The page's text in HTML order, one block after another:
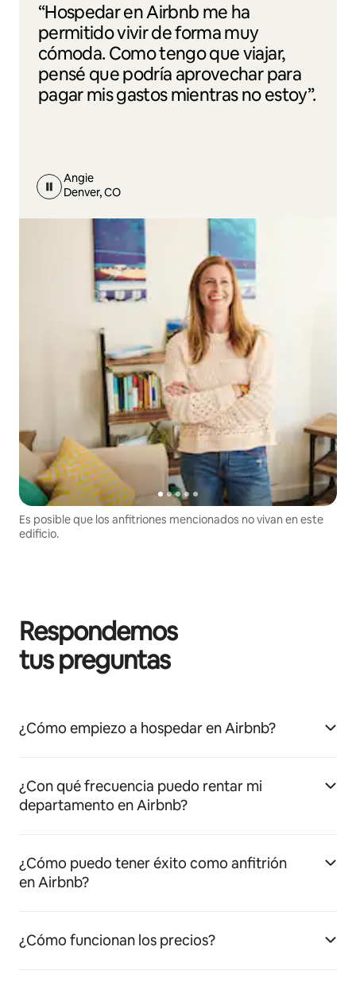
“Hospedar en Airbnb me ha
permitido vivir de forma muy
cómoda. Como tengo que viajar,
pensé que podría aprovechar para
pagar mis gastos mientras no estoy”.
Angie
Denver, CO
Es posible que los anfitriones mencionados no vivan en este
edificio.
Respondemos
tus preguntas
¿Cómo empiezo a hospedar en Airbnb?
¿Con qué frecuencia puedo rentar mi
departamento en Airbnb?
¿Cómo puedo tener éxito como anfitrión
en Airbnb?
¿Cómo funcionan los precios?